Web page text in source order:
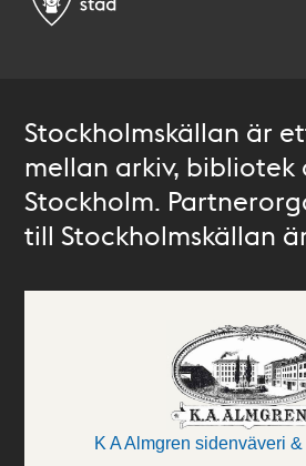
Stockholmskällan är
mellan arkiv, bibliotek
Stockholm.
till Stockholmskällan
K A Almgren sidenväveri